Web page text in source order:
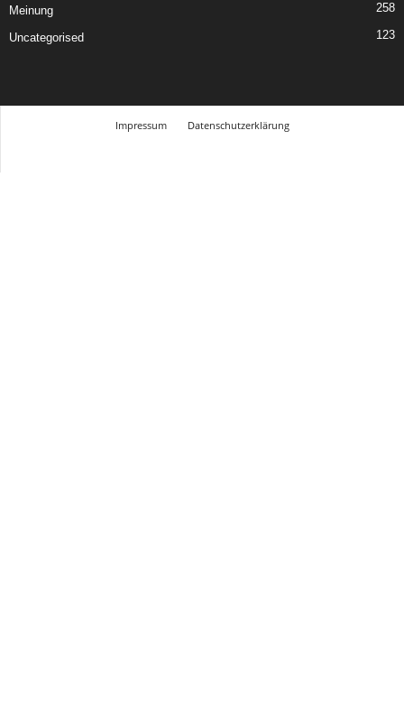
Meinung 258
Uncategorised 123
Impressum
Datenschutzerklärung